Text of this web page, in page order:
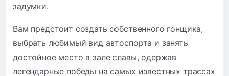
задумки.
Вам предстоит создать собственного гонщика,
выбрать любимый вид автоспорта и занять
достойное место в зале славы, одержав
легендарные победы на самых известных трассах